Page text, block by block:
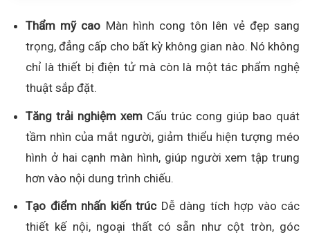
Thẩm mỹ cao Màn hình cong tôn lên vẻ đẹp sang
trọng, đẳng cấp cho bất kỳ không gian nào. Nó không
chỉ là thiết bị điện tử mà còn là một tác phẩm nghệ
thuật sắp đặt.
Tăng trải nghiệm xem Cấu trúc cong giúp bao quát
tầm nhìn của mắt người, giảm thiểu hiện tượng méo
hình ở hai cạnh màn hình, giúp người xem tập trung
hơn vào nội dung trình chiếu.
Tạo điểm nhấn kiến trúcDễ dàng tích hợp vào các
thiết kế nội, ngoại thất có sẵn như cột tròn, góc